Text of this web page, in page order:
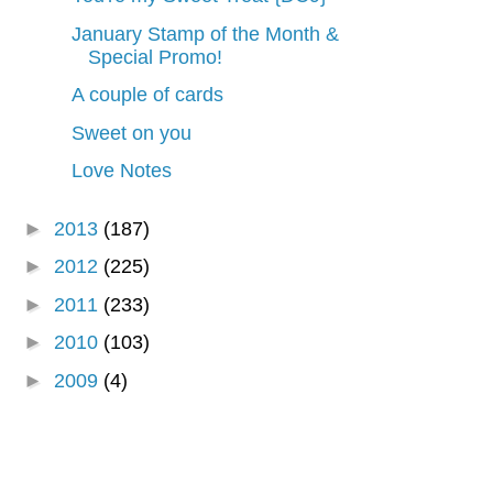
January Stamp of the Month &
Special Promo!
A couple of cards
Sweet on you
Love Notes
► 2013 (187)
► 2012 (225)
► 2011 (233)
► 2010 (103)
► 2009 (4)